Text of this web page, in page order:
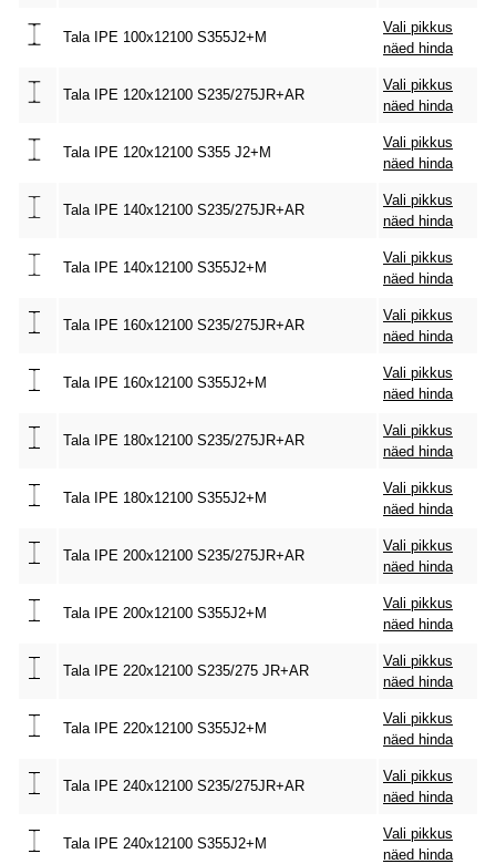
Tala IPE 100x12100 S355J2+M
Vali pikkus
näed hinda
Tala IPE 120x12100 S235/275JR+AR
Vali pikkus
näed hinda
Tala IPE 120x12100 S355 J2+M
Vali pikkus
näed hinda
Tala IPE 140x12100 S235/275JR+AR
Vali pikkus
näed hinda
Tala IPE 140x12100 S355J2+M
Vali pikkus
näed hinda
Tala IPE 160x12100 S235/275JR+AR
Vali pikkus
näed hinda
Tala IPE 160x12100 S355J2+M
Vali pikkus
näed hinda
Tala IPE 180x12100 S235/275JR+AR
Vali pikkus
näed hinda
Tala IPE 180x12100 S355J2+M
Vali pikkus
näed hinda
Tala IPE 200x12100 S235/275JR+AR
Vali pikkus
näed hinda
Tala IPE 200x12100 S355J2+M
Vali pikkus
näed hinda
Tala IPE 220x12100 S235/275 JR+AR
Vali pikkus
näed hinda
Tala IPE 220x12100 S355J2+M
Vali pikkus
näed hinda
Tala IPE 240x12100 S235/275JR+AR
Vali pikkus
näed hinda
Tala IPE 240x12100 S355J2+M
Vali pikkus
näed hinda